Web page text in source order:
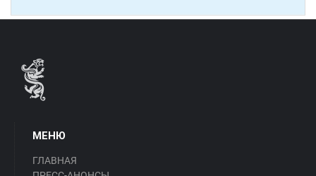
МЕНЮ
ГЛАВНАЯ